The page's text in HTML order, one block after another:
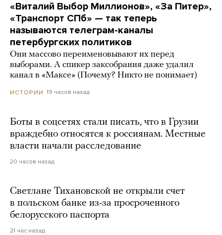
«Виталий Выбор Миллионов», «За Питер»,
«Транспорт СПб» — так теперь
называются телеграм-каналы
петербургских политиков
Они массово переименовывают их перед
выборами. А спикер заксобрания даже удалил
канал в «Максе» (Почему? Никто не понимает)
ИСТОРИИ 19 часов назад
Боты в соцсетях стали писать, что в Грузии
враждебно относятся к россиянам. Местные
власти начали расследование
20 часов назад
Светлане Тихановской не открыли счет
в польском банке из-за просроченного
белорусского паспорта
21 час назад